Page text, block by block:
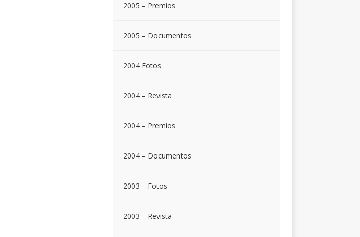
2005 – Premios
2005 – Documentos
2004 Fotos
2004 – Revista
2004 – Premios
2004 – Documentos
2003 – Fotos
2003 – Revista